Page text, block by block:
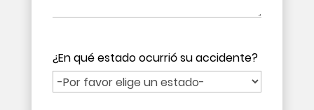
¿En qué estado ocurrió su accidente?